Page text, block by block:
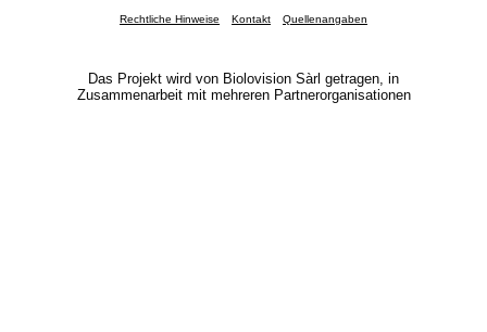
Rechtliche Hinweise Kontakt Quellenangaben
Das Projekt wird von Biolovision Sàrl getragen, in
Zusammenarbeit mit mehreren Partnerorganisationen